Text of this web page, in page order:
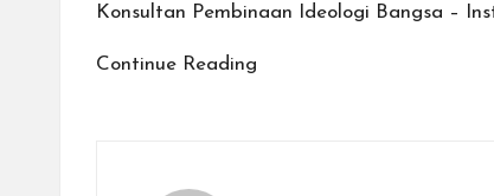
Konsultan Pembinaan Ideologi Bangsa –
Continue Reading